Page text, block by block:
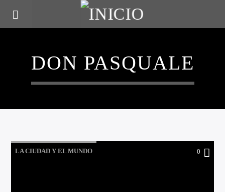
DON PASQUALE
LA CIUDAD Y EL MUNDO 0